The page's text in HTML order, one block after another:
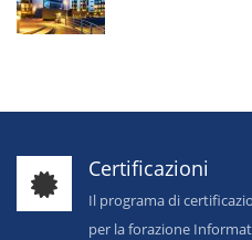
Certificazioni
Il programa di
per la forazione